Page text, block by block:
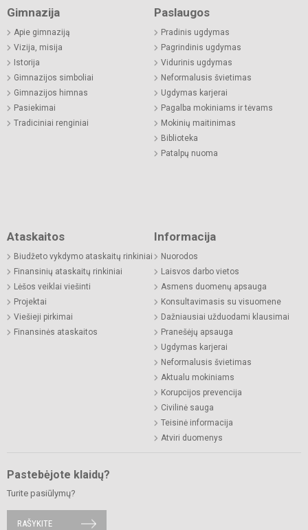
Gimnazija
Apie gimnaziją
Vizija, misija
Istorija
Gimnazijos simboliai
Gimnazijos himnas
Pasiekimai
Tradiciniai renginiai
Paslaugos
Pradinis ugdymas
Pagrindinis ugdymas
Vidurinis ugdymas
Neformalusis švietimas
Ugdymas karjerai
Pagalba mokiniams ir tėvams
Mokinių maitinimas
Biblioteka
Patalpų nuoma
Ataskaitos
Biudžeto vykdymo ataskaitų rinkiniai
Finansinių ataskaitų rinkiniai
Lėšos veiklai viešinti
Projektai
Viešieji pirkimai
Finansinės ataskaitos
Informacija
Nuorodos
Laisvos darbo vietos
Asmens duomenų apsauga
Konsultavimasis su visuomene
Dažniausiai užduodami klausimai
Pranešėjų apsauga
Ugdymas karjerai
Neformalusis švietimas
Aktualu mokiniams
Korupcijos prevencija
Civilinė sauga
Teisinė informacija
Atviri duomenys
Pastebėjote klaidų?
Turite pasiūlymų?
RAŠYKITE